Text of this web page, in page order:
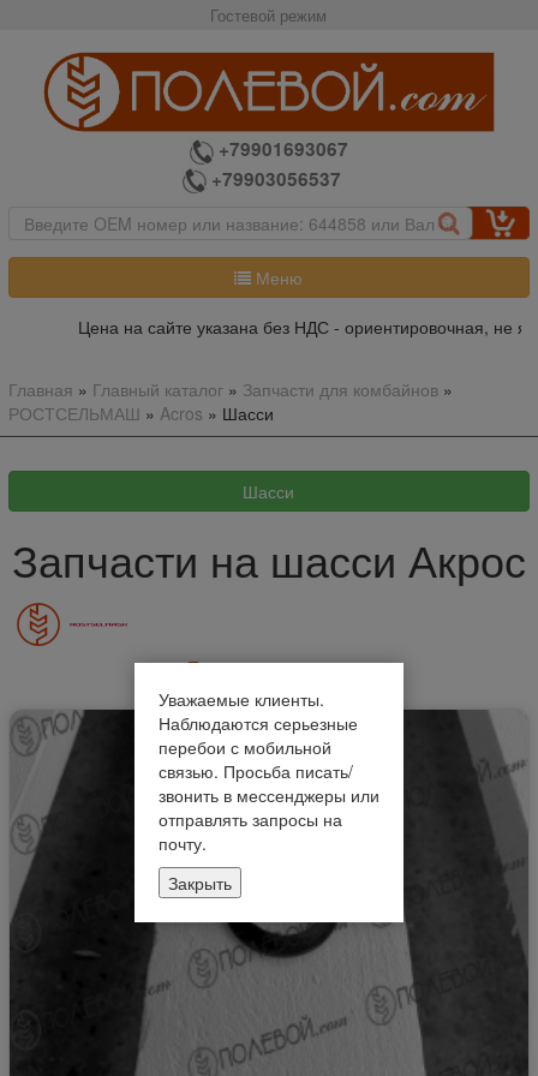
Гостевой режим
+79901693067
+79903056537
Меню
Цена на сайте указана без НДС - ориентировочная, не
Главная » Главный каталог» Запчасти для комбайнов»
РОСТСЕЛЬМАШ » Acros » Шасси
Запчасти на шасси Акрос
Показать все товары
Уважаемые клиенты.
Наблюдаются серьезные
перебои с мобильной
связью. Просьба писать/
звонить в мессенджеры или
отправлять запросы на
почту.
Закрыть